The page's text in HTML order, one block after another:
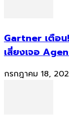
Gartner เตือ
เสี่ยงเจอ
กรกฎาคม 18,